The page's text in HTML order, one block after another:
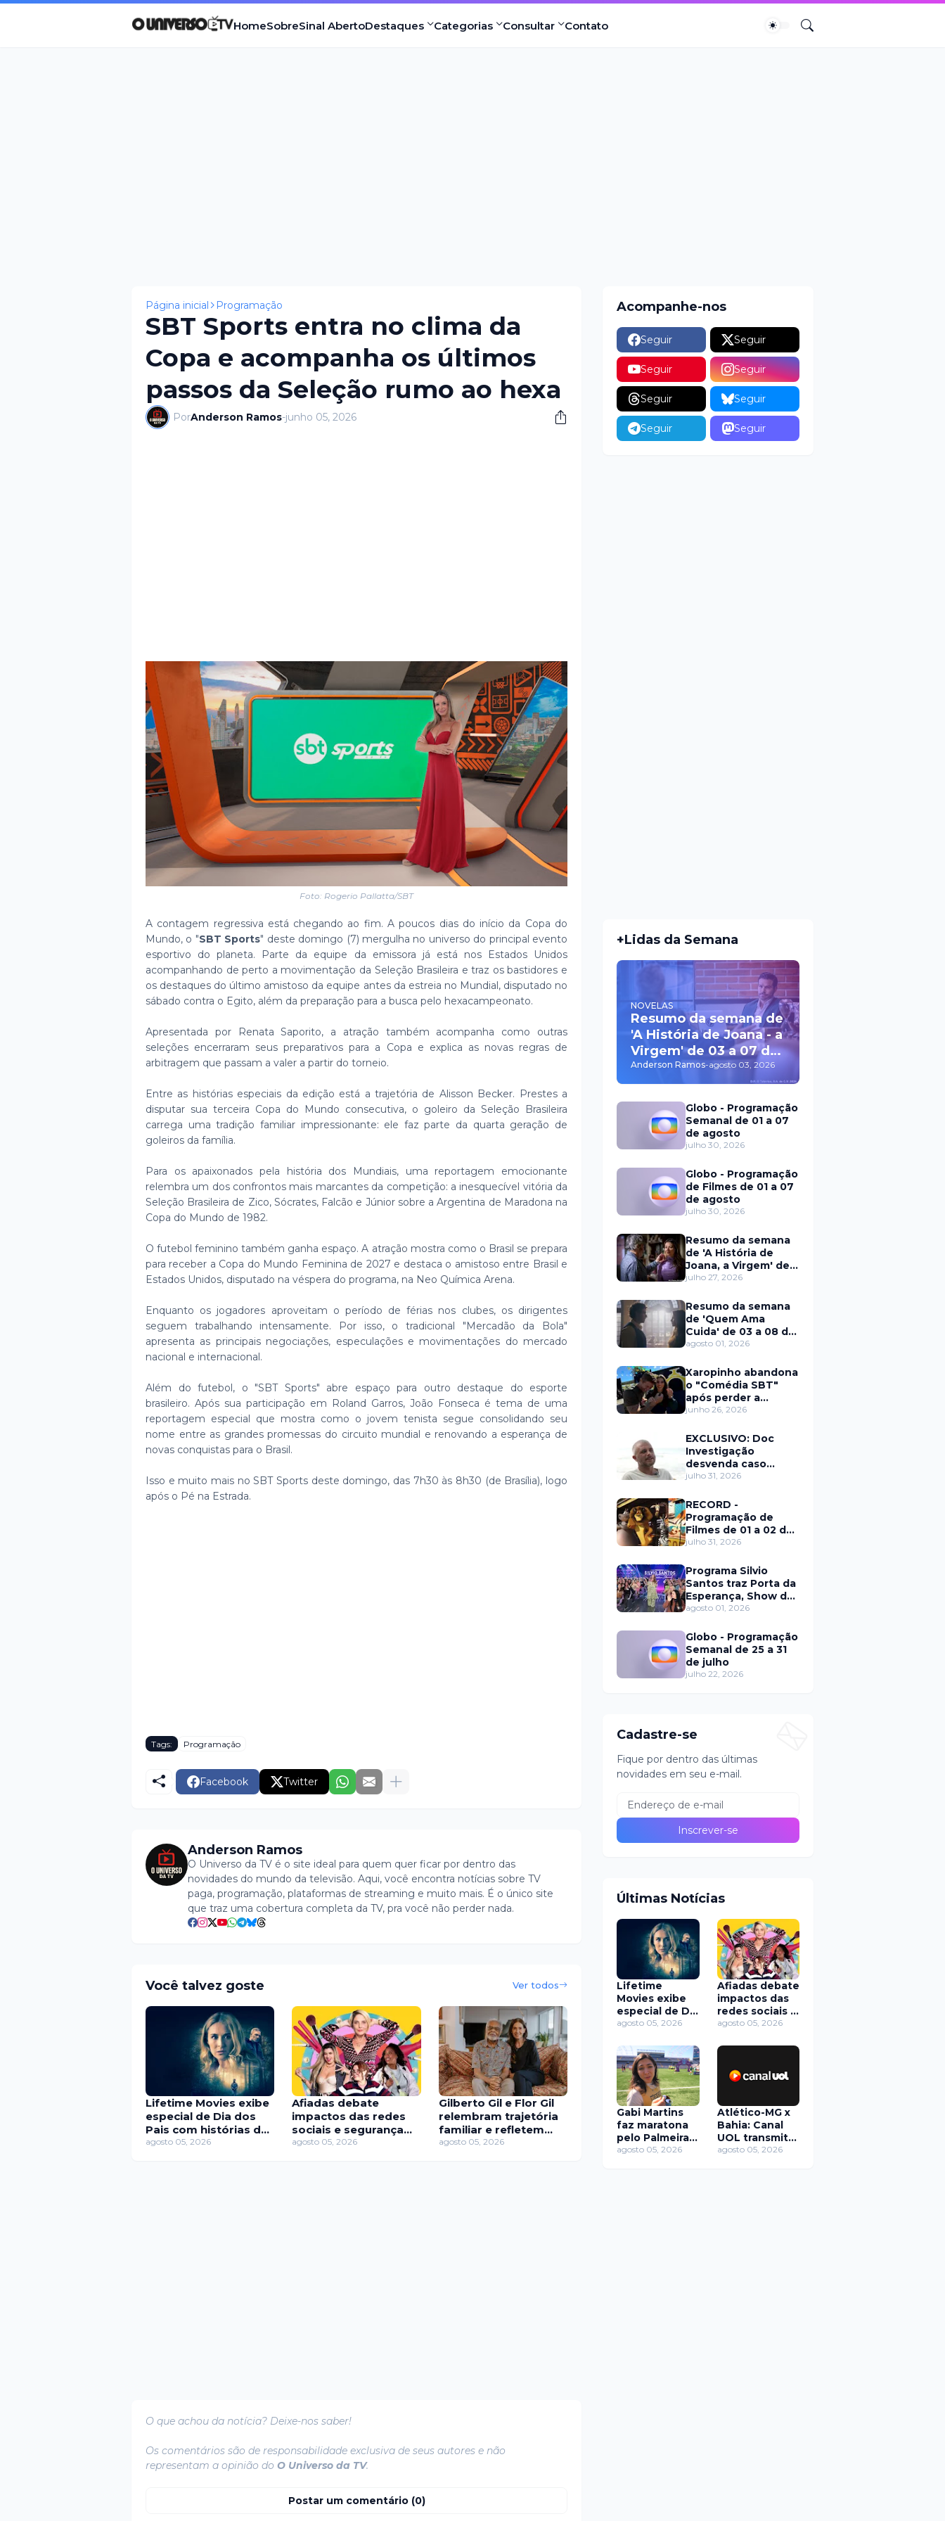
HomeSobreSinal AbertoDestaques Categorias Consultar Contato
Página inicial Programação
SBT Sports entra no clima da
Copa e acompanha os últimos
passos da Seleção rumo ao hexa
PorAnderson Ramos-junho 05, 2026
Foto: Rogerio Pallatta/SBT
A contagem regressiva está chegando ao fim. A poucos dias do início da Copa do
Mundo, o "SBT Sports" deste domingo (7) mergulha no universo do principal evento
esportivo do planeta. Parte da equipe da emissora já está nos Estados Unidos
acompanhando de perto a movimentação da Seleção Brasileira e traz os bastidores e
os destaques do último amistoso da equipe antes da estreia no Mundial, disputado no
sábado contra o Egito, além da preparação para a busca pelo hexacampeonato.
Apresentada por Renata Saporito, a atração também acompanha como outras
seleções encerraram seus preparativos para a Copa e explica as novas regras de
arbitragem que passam a valer a partir do torneio.
Entre as histórias especiais da edição está a trajetória de Alisson Becker. Prestes a
disputar sua terceira Copa do Mundo consecutiva, o goleiro da Seleção Brasileira
carrega uma tradição familiar impressionante: ele faz parte da quarta geração de
goleiros da família.
Para os apaixonados pela história dos Mundiais, uma reportagem emocionante
relembra um dos confrontos mais marcantes da competição: a inesquecível vitória da
Seleção Brasileira de Zico, Sócrates, Falcão e Júnior sobre a Argentina de Maradona na
Copa do Mundo de 1982.
O futebol feminino também ganha espaço. A atração mostra como o Brasil se prepara
para receber a Copa do Mundo Feminina de 2027 e destaca o amistoso entre Brasil e
Estados Unidos, disputado na véspera do programa, na Neo Química Arena.
Enquanto os jogadores aproveitam o período de férias nos clubes, os dirigentes
seguem trabalhando intensamente. Por isso, o tradicional "Mercadão da Bola"
apresenta as principais negociações, especulações e movimentações do mercado
nacional e internacional.
Além do futebol, o "SBT Sports" abre espaço para outro destaque do esporte
brasileiro. Após sua participação em Roland Garros, João Fonseca é tema de uma
reportagem especial que mostra como o jovem tenista segue consolidando seu
nome entre as grandes promessas do circuito mundial e renovando a esperança de
novas conquistas para o Brasil.
Isso e muito mais no SBT Sports deste domingo, das 7h30 às 8h30 (de Brasília), logo
após o Pé na Estrada.
Tags: Programação
Facebook Twitter
Anderson Ramos
O Universo da TV é o site ideal para quem quer ficar por dentro das
novidades do mundo da televisão. Aqui, você encontra notícias sobre TV
paga, programação, plataformas de streaming e muito mais. É o único site
que traz uma cobertura completa da TV, pra você não perder nada.
Você talvez goste Ver todos
Lifetime Movies exibe
especial de Dia dos
Pais com histórias de
pais vilões e abusivos
agosto 05, 2026
Afiadas debate
impactos das redes
sociais e segurança
digital em novo
agosto 05, 2026
Gilberto Gil e Flor Gil
relembram trajetória
familiar e refletem
sobre paternidade no
agosto 05, 2026
O que achou da notícia? Deixe-nos saber!
Os comentários são de responsabilidade exclusiva de seus autores e não
representam a opinião do O Universo da TV.
Postar um comentário (0)
Acompanhe-nos
Seguir Seguir
Seguir Seguir
Seguir Seguir
Seguir Seguir
+Lidas da Semana
NOVELAS
Resumo da semana de
'A História de Joana - a
Virgem' de 03 a 07 de
agosto
Anderson Ramos-agosto 03, 2026
Globo - Programação
Semanal de 01 a 07
de agosto
julho 30, 2026
Globo - Programação
de Filmes de 01 a 07
de agosto
julho 30, 2026
Resumo da semana
de 'A História de
Joana, a Virgem' de
27 a 31 de julho
julho 27, 2026
Resumo da semana
de 'Quem Ama
Cuida' de 03 a 08 de
agosto
agosto 01, 2026
Xaropinho abandona
o "Comédia SBT"
após perder a
paciência com Sarro
junho 26, 2026
EXCLUSIVO: Doc
Investigação
desvenda caso
Eduardo Martins e
trás de fraude
internacional
julho 31, 2026
RECORD -
Programação de
Filmes de 01 a 02 de
agosto
julho 31, 2026
Programa Silvio
Santos traz Porta da
Esperança, Show de
Calouros e Qual é a
domingo (2)
agosto 01, 2026
Globo - Programação
Semanal de 25 a 31
de julho
julho 22, 2026
Cadastre-se
Fique por dentro das últimas
novidades em seu e-mail.
Últimas Notícias
Lifetime
Movies exibe
especial de Dia
dos Pais com
pais vilões e
abusivos
agosto 05, 2026
Afiadas debate
impactos das
redes sociais e
segurança
novo episódio
agosto 05, 2026
Gabi Martins
faz maratona
pelo Palmeiras
e acompanha
agosto 05, 2026
Atlético-MG x
Bahia: Canal
UOL transmite
duelo pelo
agosto 05, 2026